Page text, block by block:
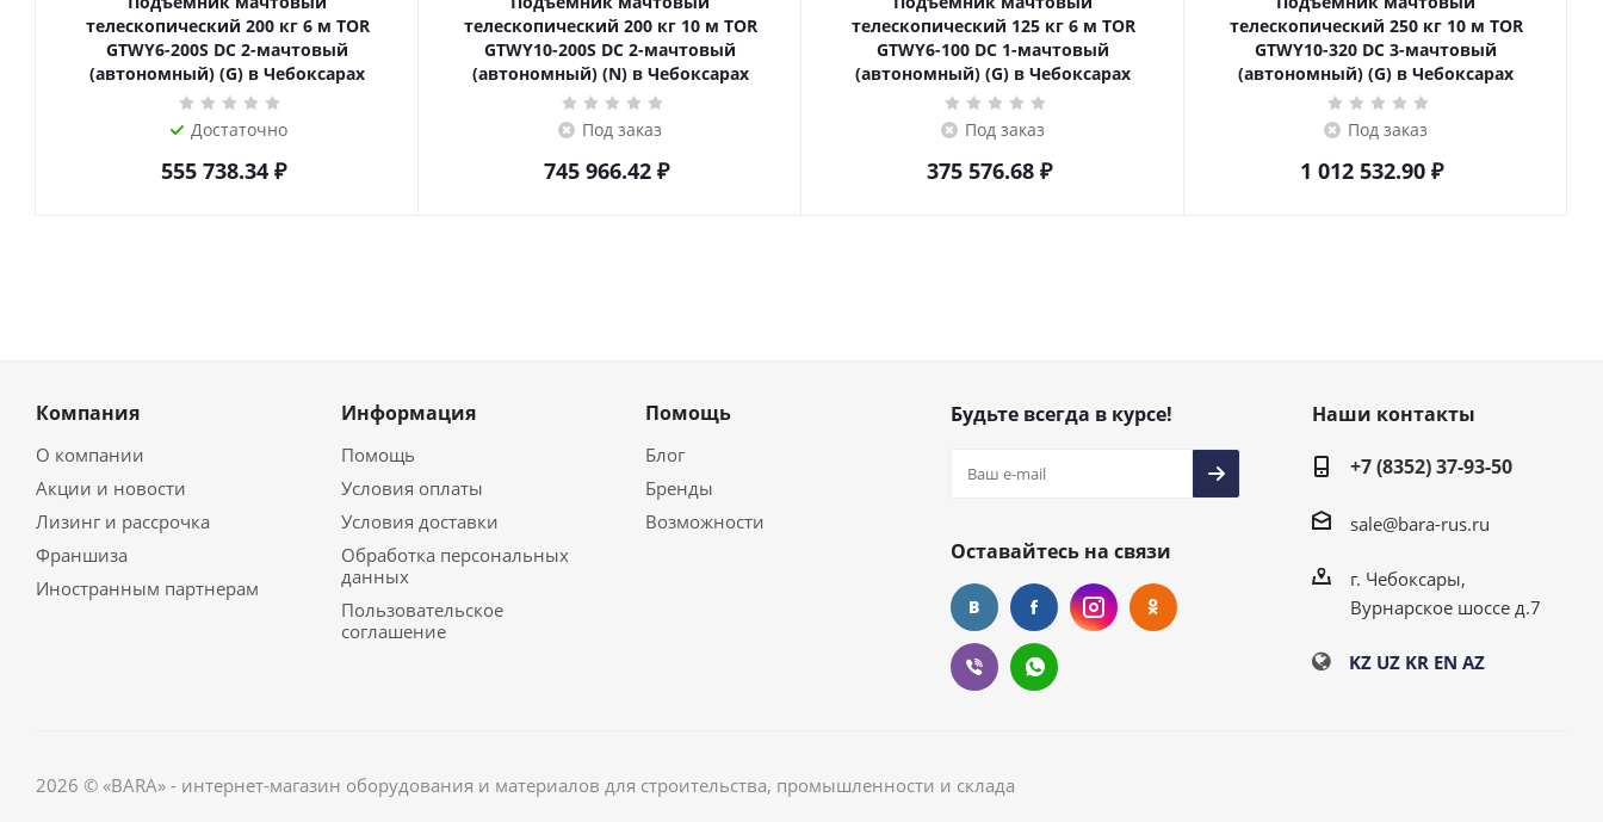
телескопический 200 кг 6 м TOR
GTWY6-200S DC 2-мачтовый
(автономный) (G) в Чебоксарах
Достаточно
555 738.34₽
телескопический 200 кг 10 м TOR
GTWY10-200S DC 2-мачтовый
(автономный) (N) в Чебоксарах
Под заказ
745 966.42₽
телескопический 125 кг 6 м TOR
GTWY6-100 DC 1-мачтовый
(автономный) (G) в Чебоксарах
Под заказ
375 576.68₽
телескопический 250 кг 10 м TOR
GTWY10-320 DC 3-мачтовый
(автономный) (G) в Чебоксарах
Под заказ
1 012 532.90 ₽
Компания
О компании
Акции и новости
Лизинг и рассрочка
Франшиза
Иностранным партнерам
Информация
Помощь
Условия оплаты
Условия доставки
Обработка персональных
данных
Пользовательское
соглашение
Помощь
Блог
Бренды
Возможности
Будьте всегда в курсе!
Оставайтесь на связи
Наши контакты
+7 (8352) 37-93-50
sale@bara-rus.ru
г. Чебоксары,
Вурнарское шоссе д.7
KZ UZ KR EN AZ
2026 © «BARA» - интернет-магазин оборудования и материалов для строительства, промышленности и склада